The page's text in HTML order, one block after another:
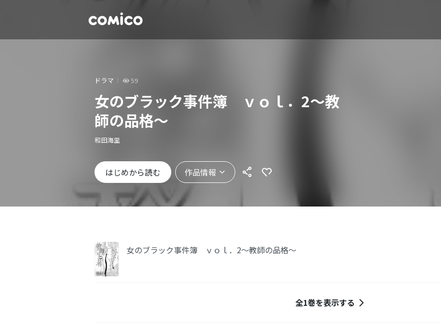
ドラマ 59
女のブラック事件簿 ｖｏｌ．2～教
師の品格～
和田海里
はじめから読む 作品情報
女のブラック事件簿 ｖｏｌ．2～教師の品格～
全1巻を表示する